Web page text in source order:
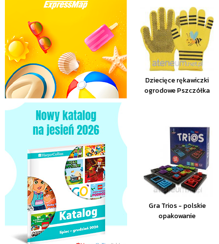
Dziecięce rękawiczki
ogrodowe Pszczółka
Gra Trios - polskie
opakowanie